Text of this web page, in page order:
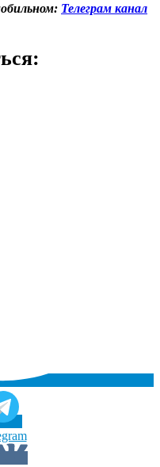
Телеграм канал